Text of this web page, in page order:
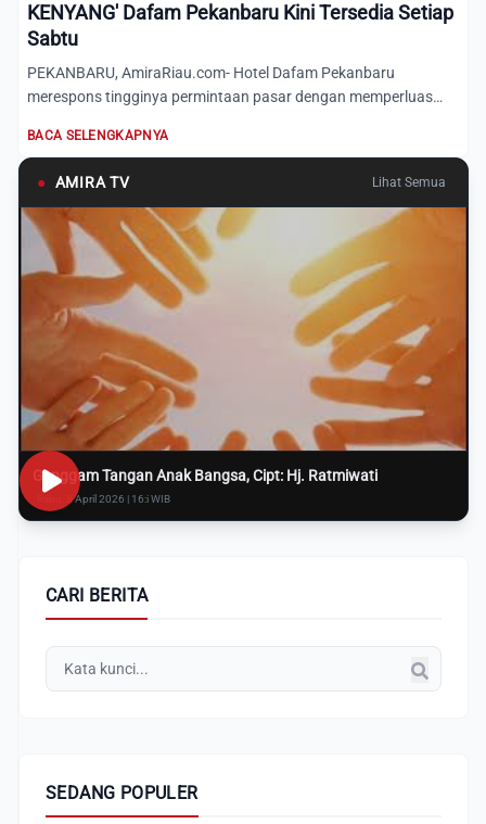
KENYANG' Dafam Pekanbaru Kini Tersedia Setiap
Sabtu
PEKANBARU, AmiraRiau.com- Hotel Dafam Pekanbaru
merespons tingginya permintaan pasar dengan memperluas
BACA SELENGKAPNYA
● AMIRA TV Lihat Semua
Genggam Tangan Anak Bangsa, Cipt: Hj. Ratmiwati
Rabu, 8 April 2026 | 16:i WIB
CARI BERITA
SEDANG POPULER